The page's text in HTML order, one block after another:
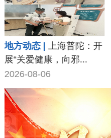
地方动态 | 上海普陀：开
展“关爱健康，向邪...
2026-08-06